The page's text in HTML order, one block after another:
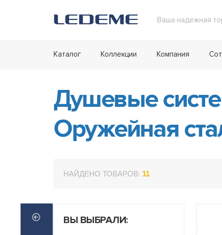
Ваша надежная
Каталог Коллекции Компания
Душевые
Оружейная
НАЙДЕНО ТОВАРОВ: 11
ВЫ ВЫБРАЛИ: